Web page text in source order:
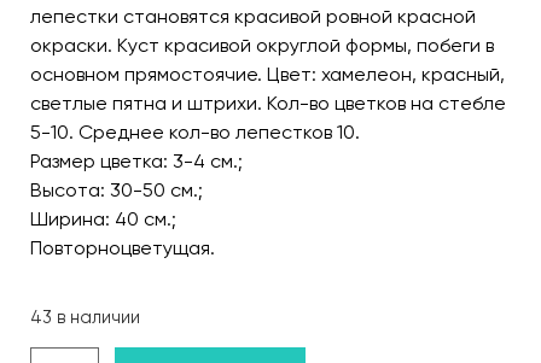
лепестки становятся красивой ровной красной
окраски. Куст красивой округлой формы, побеги в
основном прямостоячие. Цвет: хамелеон, красный,
светлые пятна и штрихи. Кол-во цветков на стебле
5-10. Среднее кол-во лепестков 10.
Размер цветка: 3-4 см.;
Высота: 30-50 см.;
Ширина: 40 см.;
Повторноцветущая.
43 в наличии